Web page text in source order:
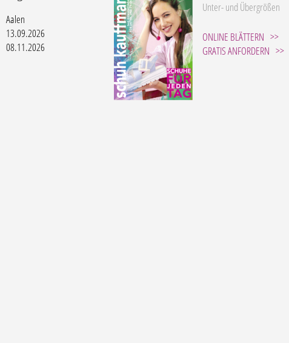
Aalen
13.09.2026
08.11.2026
Unter- und Übergrößen
ONLINE BLÄTTERN
GRATIS ANFORDERN